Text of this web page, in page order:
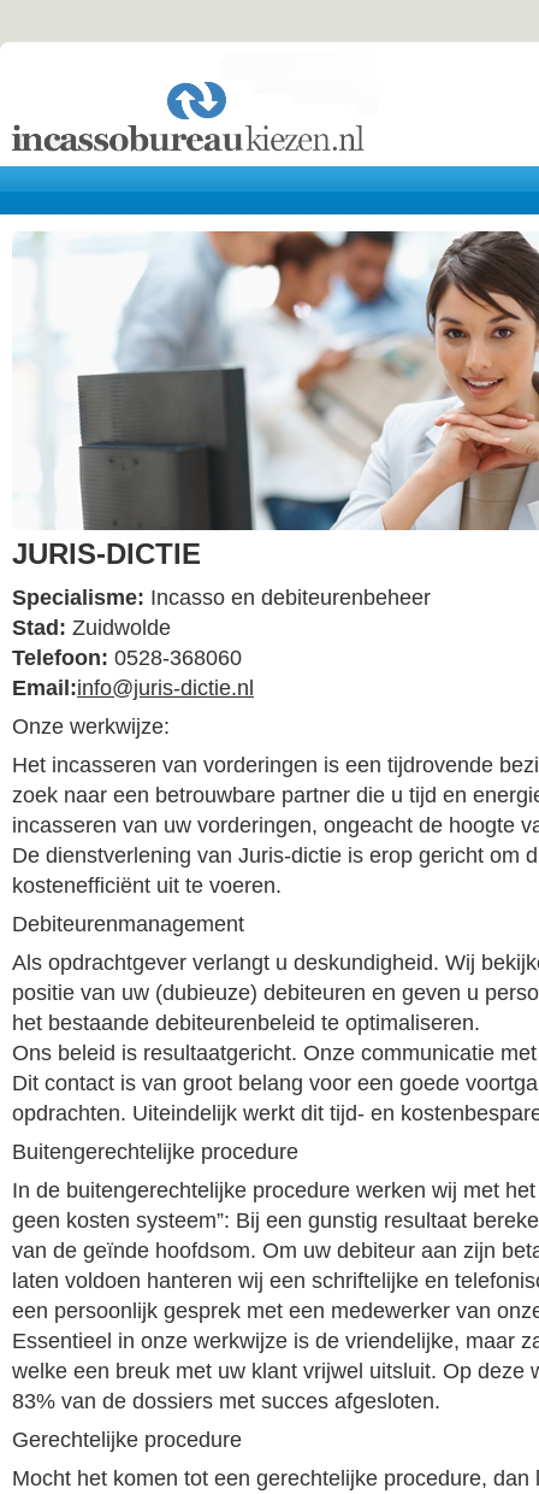
JURIS-DICTIE
Specialisme: Incasso en debiteurenbeheer
Stad: Zuidwolde
Telefoon: 0528-368060
Email:info@juris-dictie.nl
Onze werkwijze:
Het incasseren van vorderingen is een tijdrovende
zoek naar een betrouwbare partner die u tijd en
incasseren van uw vorderingen, ongeacht de hoogte
De dienstverlening van Juris-dictie is erop gericht om
kostenefficiënt uit te voeren.
Debiteurenmanagement
Als opdrachtgever verlangt u deskundigheid. Wij
positie van uw (dubieuze) debiteuren en geven u
het bestaande debiteurenbeleid te optimaliseren.
Ons beleid is resultaatgericht. Onze communicatie
Dit contact is van groot belang voor een goede
opdrachten. Uiteindelijk werkt dit tijd- en
Buitengerechtelijke procedure
In de buitengerechtelijke procedure werken wij met
geen kosten systeem”: Bij een gunstig resultaat
van de geïnde hoofdsom. Om uw debiteur aan zijn
laten voldoen hanteren wij een schriftelijke en
een persoonlijk gesprek met een medewerker van
Essentieel in onze werkwijze is de vriendelijke, maar
welke een breuk met uw klant vrijwel uitsluit. Op deze
83% van de dossiers met succes afgesloten.
Gerechtelijke procedure
Mocht het komen tot een gerechtelijke procedure, dan